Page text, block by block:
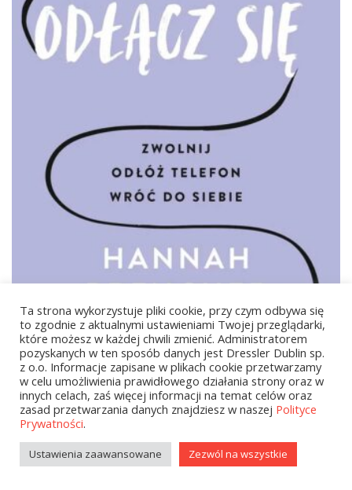
34,99zł
Ta strona wykorzystuje pliki cookie, przy czym odbywa się
to zgodnie z aktualnymi ustawieniami Twojej przeglądarki,
które możesz w każdej chwili zmienić. Administratorem
pozyskanych w ten sposób danych jest Dressler Dublin sp.
z o.o. Informacje zapisane w plikach cookie przetwarzamy
w celu umożliwienia prawidłowego działania strony oraz w
innych celach, zaś więcej informacji na temat celów oraz
zasad przetwarzania danych znajdziesz w naszej Polityce
Prywatności.
Ustawienia zaawansowane Zezwól na wszystkie